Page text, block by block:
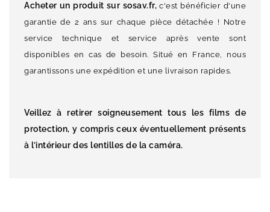
Acheter un produit sur sosav.fr, c'est bénéficier d'une
garantie de 2 ans sur chaque pièce détachée ! Notre
service technique et service après vente sont
disponibles en cas de besoin. Situé en France, nous
garantissons une expédition et une livraison rapides.
Veillez à retirer soigneusement tous les films de
protection, y compris ceux éventuellement présents
à l’intérieur des lentilles de la caméra.